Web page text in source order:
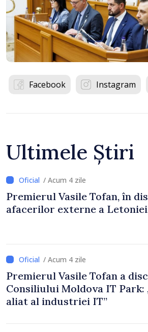
Facebook Instagram
Ultimele Știri
/ Acum 4 zile
Premierul Vasile Tofan, în
afacerilor externe a
/ Acum 4 zile
Premierul Vasile Tofan a
Consiliului Moldova IT Park:
aliat al industriei IT”